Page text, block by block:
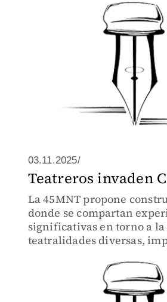
Muestra Nacional de Teatro
03.11.2025/
Teatreros invaden
La 45MNT propone
donde se compartan
significativas en torno a
teatralidades diversas,
sobre todo, la colaboración
creadoras y creadores